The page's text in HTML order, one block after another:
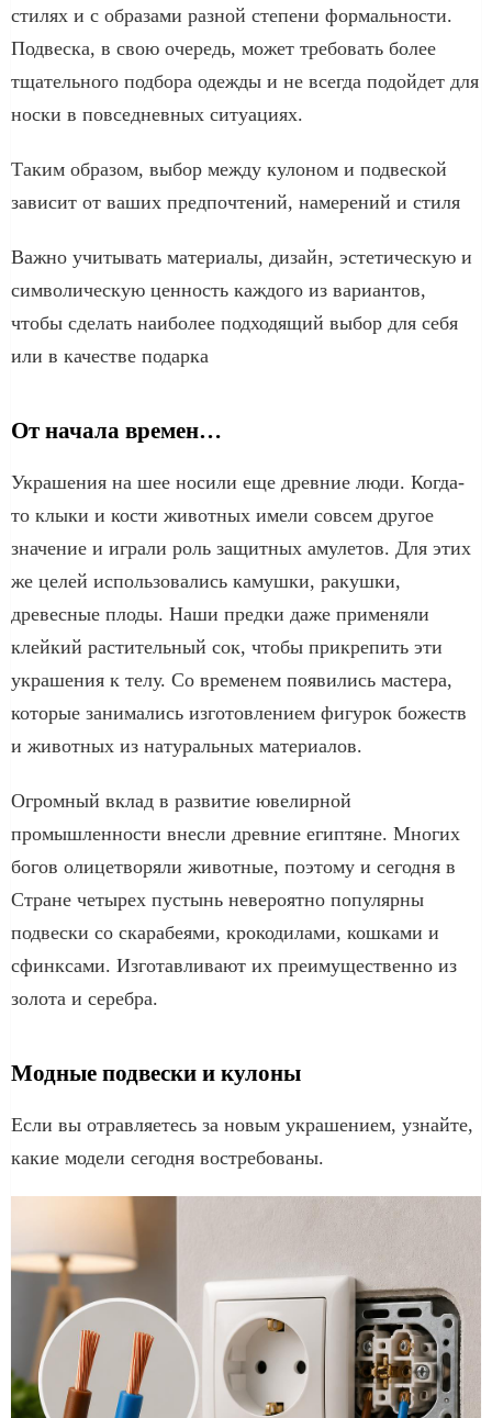
стилях и с образами разной степени формальности.
Подвеска, в свою очередь, может требовать более
тщательного подбора одежды и не всегда подойдет для
носки в повседневных ситуациях.
Таким образом, выбор между кулоном и подвеской
зависит от ваших предпочтений, намерений и стиля
Важно учитывать материалы, дизайн, эстетическую и
символическую ценность каждого из вариантов,
чтобы сделать наиболее подходящий выбор для себя
или в качестве подарка
От начала времен…
Украшения на шее носили еще древние люди. Когда-
то клыки и кости животных имели совсем другое
значение и играли роль защитных амулетов. Для этих
же целей использовались камушки, ракушки,
древесные плоды. Наши предки даже применяли
клейкий растительный сок, чтобы прикрепить эти
украшения к телу. Со временем появились мастера,
которые занимались изготовлением фигурок божеств
и животных из натуральных материалов.
Огромный вклад в развитие ювелирной
промышленности внесли древние египтяне. Многих
богов олицетворяли животные, поэтому и сегодня в
Стране четырех пустынь невероятно популярны
подвески со скарабеями, крокодилами, кошками и
сфинксами. Изготавливают их преимущественно из
золота и серебра.
Модные подвески и кулоны
Если вы отравляетесь за новым украшением, узнайте,
какие модели сегодня востребованы.